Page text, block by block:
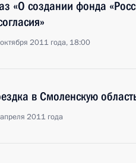
«О создании фонда
2011 года, 18:00
в Смоленскую
2011 года